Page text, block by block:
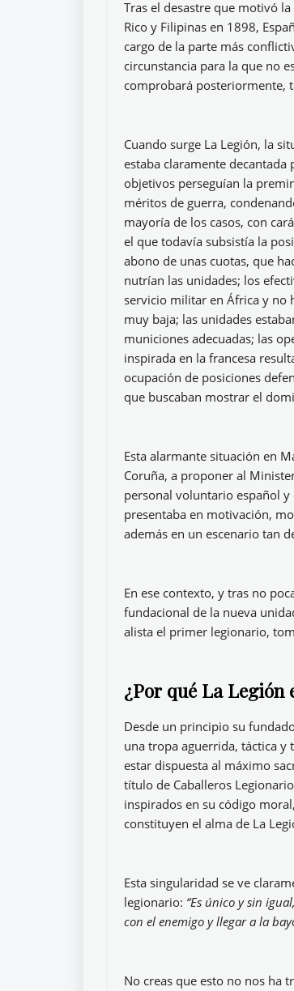
Tras el desastre que motivó
Rico y Filipinas en 1898,
cargo de la parte más
circunstancia para la que no
comprobará posteriormente,
Cuando surge La Legión, la
estaba claramente decantada
objetivos perseguían la
méritos de guerra,
mayoría de los casos, con
el que todavía subsistía la
abono de unas cuotas, que
nutrían las unidades; los
servicio militar en África y no
muy baja; las unidades
municiones adecuadas; las
inspirada en la francesa
ocupación de posiciones
que buscaban mostrar el
Esta alarmante situación en
Coruña, a proponer al
personal voluntario español
presentaba en motivación,
además en un escenario tan
En ese contexto, y tras no
fundacional de la nueva
alista el primer legionario,
¿Por qué La Legión
Desde un principio su
una tropa aguerrida, táctica
estar dispuesta al máximo
título de Caballeros
inspirados en su código
constituyen el alma de La
Esta singularidad se ve
legionario: “Es único y sin
con el enemigo y llegar a la
No creas que esto no nos ha